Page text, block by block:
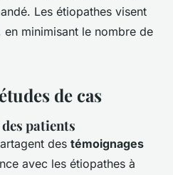
Les étiopathes visent
minimisant le nombre de
de cas
patients
des témoignages
avec les étiopathes à